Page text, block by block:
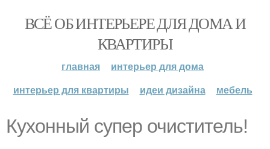
ВСЁ ОБ ИНТЕРЬЕРЕ ДЛЯ ДОМА И
КВАРТИРЫ
главная
интерьер для дома
интерьер для квартиры
идеи дизайна мебель
Кухонный супер очиститель!